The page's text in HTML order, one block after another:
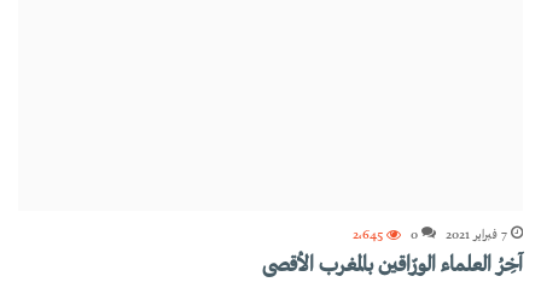
7 فبراير 2021 0 2٬645
آخِرُ العلماء الورّاقين بالمغرب الأقصى